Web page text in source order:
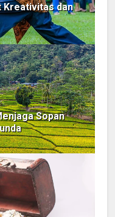
Kreativitas dan
Sopan